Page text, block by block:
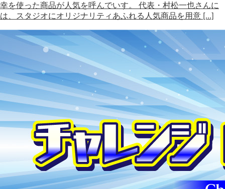
幸を使った商品が人気を呼んでいす。 代表・村松一也さんに
は、スタジオにオリジナリティあふれる人気商品を用意 […]